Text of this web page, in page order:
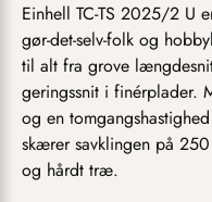
Einhell TC-TS 2025/2 U
gør-det-selv-folk og
til alt fra grove
geringssnit i finérplader.
og en
skærer savklingen på
og hårdt træ.